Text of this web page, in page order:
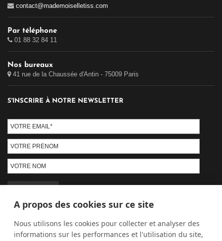
contact@mademoiselletiss.com
Par téléphone
01 88 32 84 11
Nos bureaux
41 rue de la Chaussée d'Antin - 75009 Paris
S'INSCRIRE À NOTRE NEWSLETTER
A propos des cookies sur ce site
Nous utilisons les cookies pour collecter et analyser des
informations sur les performances et l'utilisation du site,